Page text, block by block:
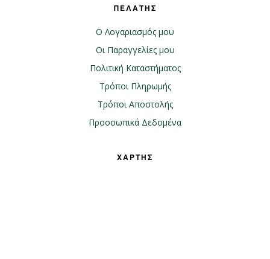
ΠΕΛΑΤΗΣ
Ο Λογαριασμός μου
Οι Παραγγελίες μου
Πολιτική Καταστήματος
Τρόποι Πληρωμής
Τρόποι Αποστολής
Προοσωπικά Δεδομένα
ΧΑΡΤΗΣ